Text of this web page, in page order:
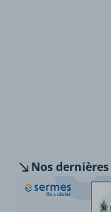
Nos dernières